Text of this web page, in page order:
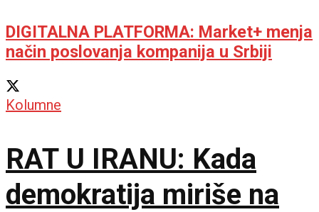
DIGITALNA PLATFORMA: Market+ menja
način poslovanja kompanija u Srbiji
Kolumne
RAT U IRANU: Kada
demokratija miriše na